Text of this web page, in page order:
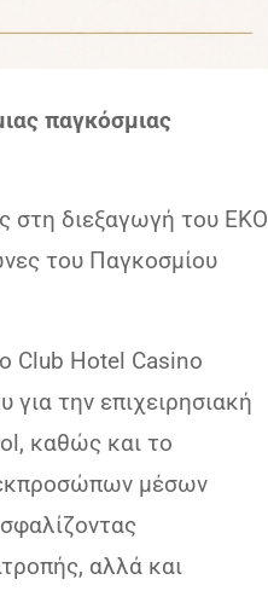
παγκόσμιας
στη διεξαγωγή του ΕΚΟ
του Παγκοσμίου
Club Hotel Casino
την επιχειρησιακή
καθώς και το
μέσων
αλλά και